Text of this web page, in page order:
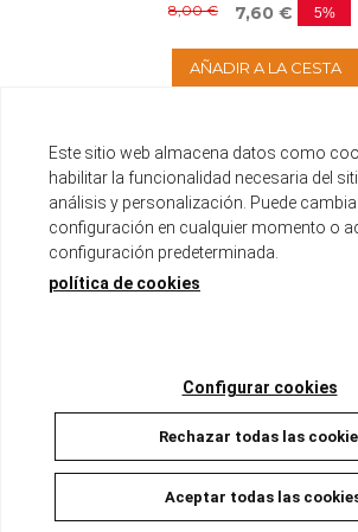
8,00 € 7,60 € 5%
AÑADIR A LA CESTA
LOVE X MISSION 03
Este sitio web almacena datos como
habilitar la funcionalidad necesaria del
análisis y personalización. Puede
configuración en cualquier momento o
configuración predeterminada.
política de cookies
Configurar cookies
Rechazar todas las
Aceptar todas las